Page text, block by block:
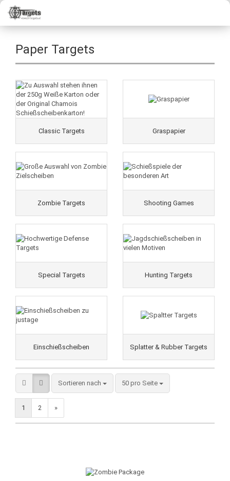
Paper Targets
Classic Targets Graspapier
Zombie Targets Shooting Games
Special Targets Hunting Targets
Einschießscheiben Splatter & Rubber Targets
Sortieren nach 50 pro Seite
1 2 »